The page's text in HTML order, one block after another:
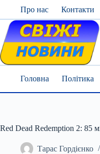
content
Про нас Контакти
Головна Політика
Red Dead Redemption 2: 85
Тарас Гордієнко